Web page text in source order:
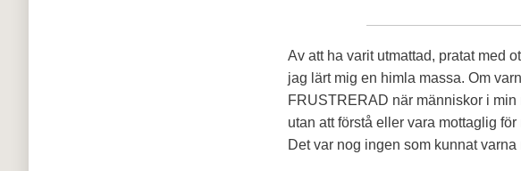
Av att ha varit utmattad, pratat med
jag lärt mig en himla massa. Om
FRUSTRERAD när människor i
utan att förstå eller vara mottaglig
Det var nog ingen som kunnat varna